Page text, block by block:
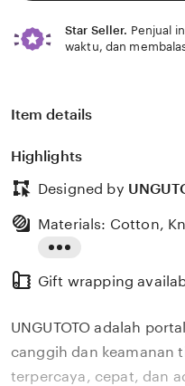
Star Seller. Penjual
waktu, dan
Item details
Highlights
Designed by
the
description
Materials: Cotton,
Gift wrapping
UNGUTOTO adalah
canggih dan keamanan
terpercaya, cepat, dan